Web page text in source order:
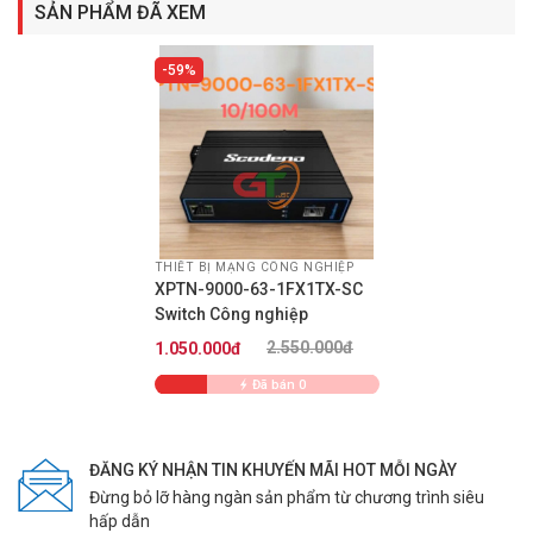
khác.
khẩu và phân phối switch công nghiệp chính hãng của
SCODENO. Giấy tờ chứng nhận CO-CQ đầy đủ.
SẢN PHẨM ĐÃ XEM
59%
THIẾT BỊ MẠNG CÔNG NGHIỆP
XPTN-9000-63-1FX1TX-SC
Switch Công nghiệp
Scodeno 2 cổng2.550.000đ
1.050.000đ
Đã bán 0
ĐĂNG KÝ NHẬN TIN KHUYẾN MÃI HOT MỖI NGÀY
Đừng bỏ lỡ hàng ngàn sản phẩm từ chương trình siêu
hấp dẫn